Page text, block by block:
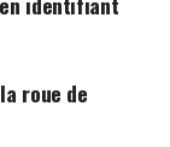
roue de